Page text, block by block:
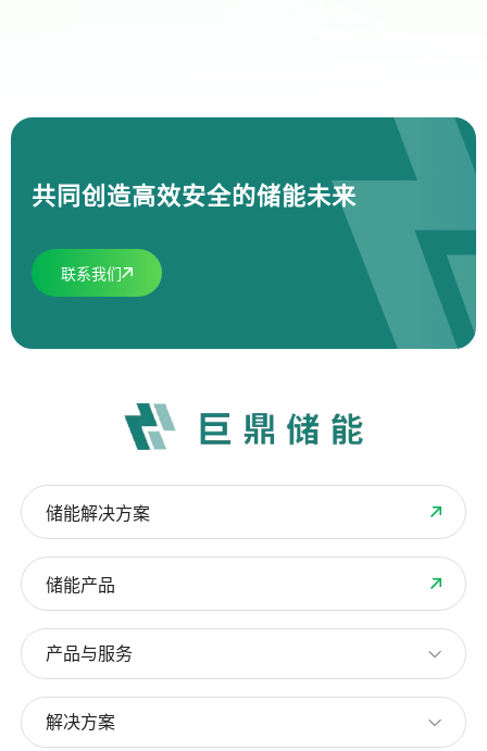
共同创造高效安全的储能未来
联系我们
储能解决方案
储能产品
产品与服务
解决方案